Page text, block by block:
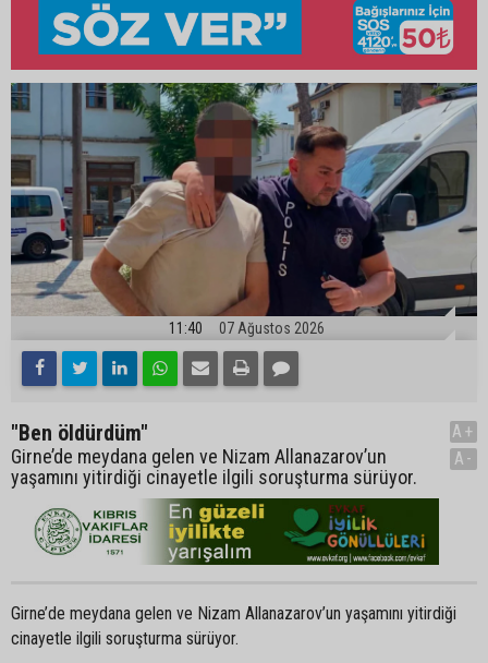
11:40 07 Ağustos 2026
"Ben öldürdüm"
Girne’de meydana gelen ve Nizam Allanazarov’un
yaşamını yitirdiği cinayetle ilgili soruşturma sürüyor.
A+
A-
Girne’de meydana gelen ve Nizam Allanazarov’un yaşamını yitirdiği
cinayetle ilgili soruşturma sürüyor.